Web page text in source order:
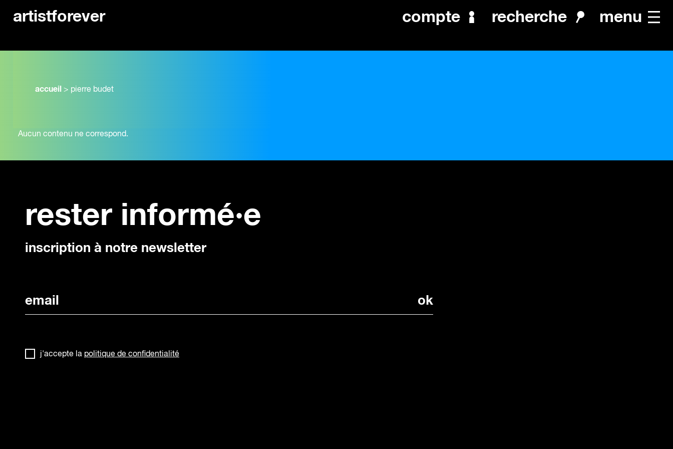
artistforever compte recherche menu
accueil > pierre budet
Aucun contenu ne correspond.
rester informé·e
inscription à notre newsletter
j'accepte la politique de confidentialité